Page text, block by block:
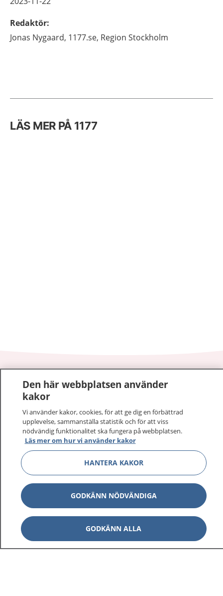
Redaktör:
Jonas Nygaard, 1177.se, Region Stockholm
LÄS MER PÅ 1177
1177 – tryggt om din hälsa och vård
På 1177.se får du råd om hälsa och information om
sjukdomar och vilka mottagningar du kan kontakta.
Logga in för att läsa din journal och göra dina
vårdärenden. Ring telefonnummer 1177 för
sjukvårdsrådgivning dygnet runt.
1177 ger dig råd när du vill må bättre.
1177 på flera språk Visa
Visa
Den här webbplatsen använder
kakor
Vi använder kakor, cookies, för att ge dig en förbättrad
upplevelse, sammanställa statistik och för att viss
nödvändig funktionalitet ska fungera på webbplatsen.
Läs mer om hur vi använder kakor
HANTERA KAKOR
GODKÄNN NÖDVÄNDIGA
GODKÄNN ALLA